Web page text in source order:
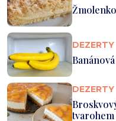
DEZERTY
DEZERTY
tvarohem